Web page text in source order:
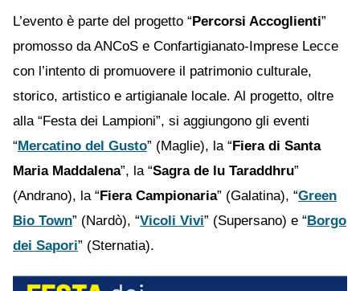
L’evento è parte del progetto “ Percorsi Accoglienti”
promosso da ANCoS e Confartigianato-Imprese Lecce
con l’intento di promuovere il patrimonio culturale,
storico, artistico e artigianale locale. Al progetto, oltre
alla “Festa dei Lampioni”, si aggiungono gli eventi
“ Mercatino del Gusto” (Maglie), la “ Fiera di Santa
Maria Maddalena”, la “Sagra de lu Taraddhru”
(Andrano), la “ Fiera Campionaria” (Galatina), “Green
Bio Town” (Nardò), “Vicoli Vivi” (Supersano) e “ Borgo
dei Sapori” (Sternatia).